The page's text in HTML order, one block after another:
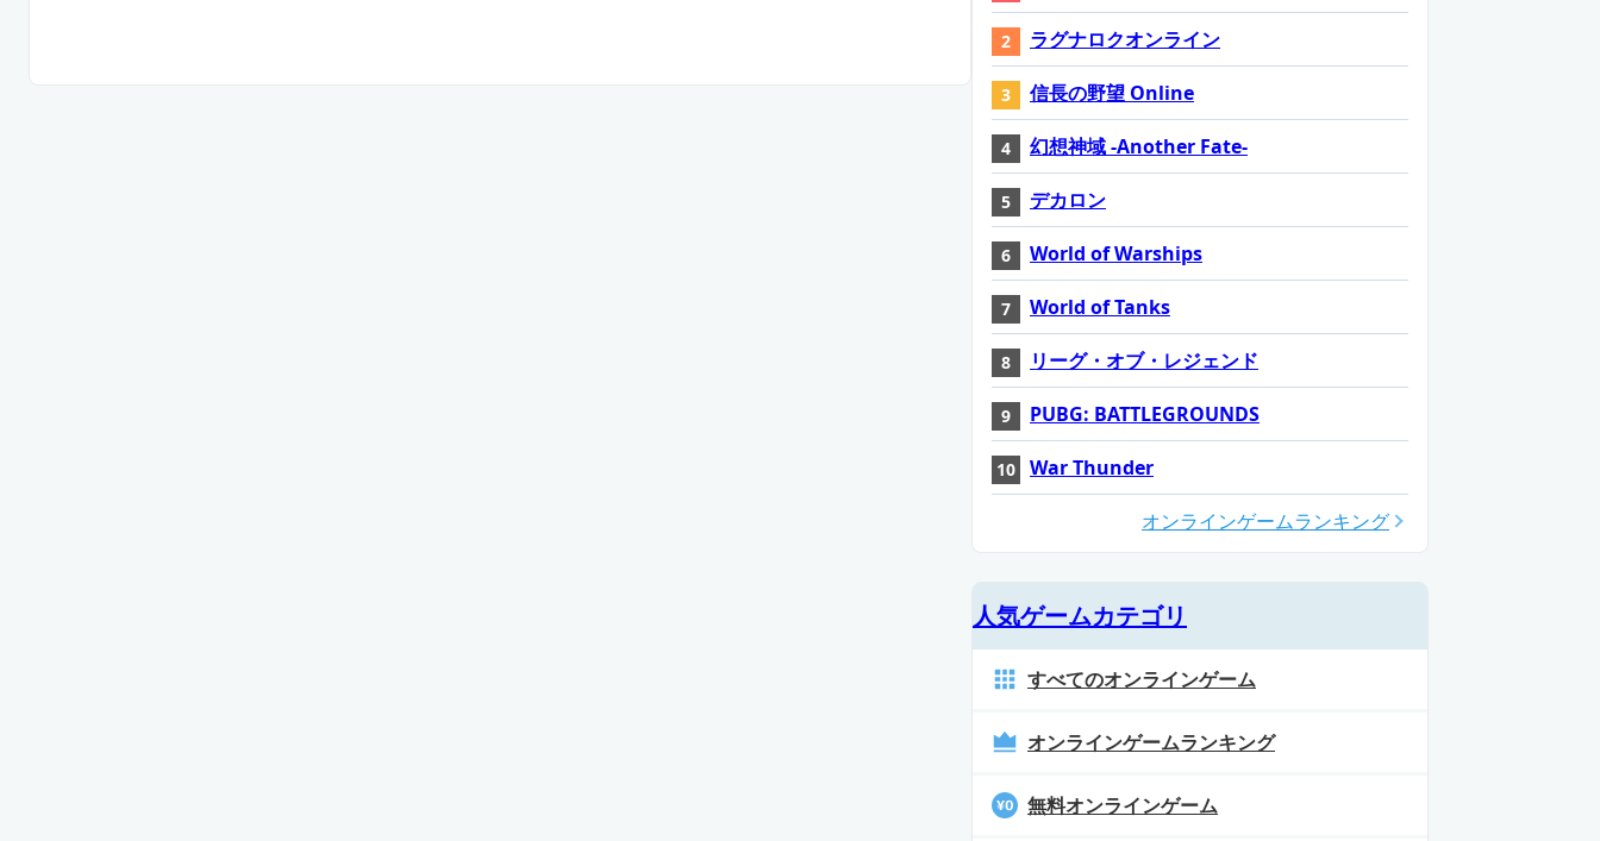
ラグナロクオンライン
信長の野望 Online
幻想神域 -Another Fate-
デカロン
World of Warships
World of Tanks
リーグ・オブ・レジェンド
PUBG: BATTLEGROUNDS
War Thunder
オンラインゲームランキング
人気ゲームカテゴリ
すべてのオンラインゲーム
オンラインゲームランキング
無料オンラインゲーム